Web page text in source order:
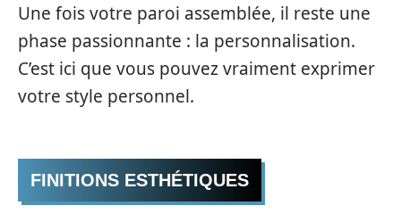
Une fois votre paroi assemblée, il reste une
phase passionnante : la personnalisation.
C’est ici que vous pouvez vraiment exprimer
votre style personnel.
FINITIONS ESTHÉTIQUES